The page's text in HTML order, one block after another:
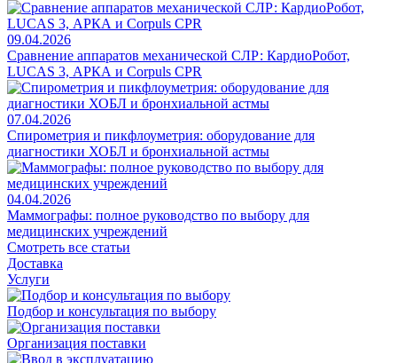
09.04.2026
Сравнение аппаратов механической СЛР: КардиоРобот,
LUCAS 3, АРКА и Corpuls CPR
07.04.2026
Спирометрия и пикфлоуметрия: оборудование для
диагностики ХОБЛ и бронхиальной астмы
04.04.2026
Маммографы: полное руководство по выбору для
медицинских учреждений
Смотреть все статьи
Доставка
Услуги
Подбор и консультация по выбору
Организация поставки